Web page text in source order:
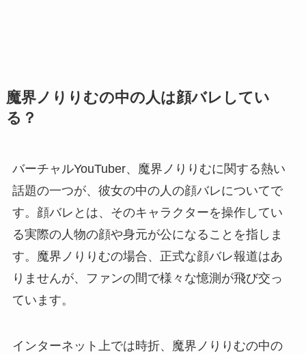
魔界ノりりむの中の人は顔バレしてい
る？
バーチャルYouTuber、魔界ノりりむに関する熱い
話題の一つが、彼女の中の人の顔バレについてで
す。顔バレとは、そのキャラクターを操作してい
る実際の人物の顔や身元が公になることを指しま
す。魔界ノりりむの場合、正式な顔バレ報道はあ
りませんが、ファンの間で様々な憶測が飛び交っ
ています。
インターネット上では時折、魔界ノりりむの中の